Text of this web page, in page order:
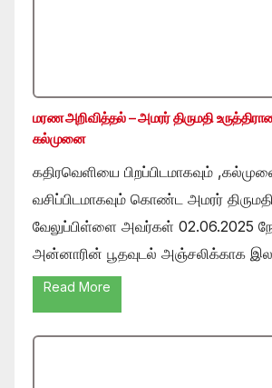
மரண அறிவித்தல் – அமரர் திருமதி
கல்முனை
கதிரவெளியை பிறப்பிடமாகவும்
வசிப்பிடமாகவும் கொண்ட அமரர்
வேலுப்பிள்ளை அவர்கள் 02.06.2025
அன்னாரின் பூதவுடல் அஞ்சலிக்காக
Read More